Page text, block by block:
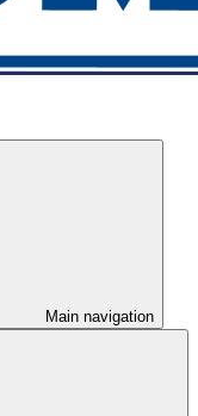
Main navigation